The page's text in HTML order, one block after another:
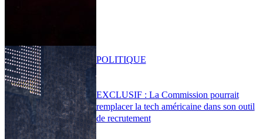
EXCLUSIF : La Commission pourrait
remplacer la tech américaine dans son outil
de recrutement
POLITIQUE